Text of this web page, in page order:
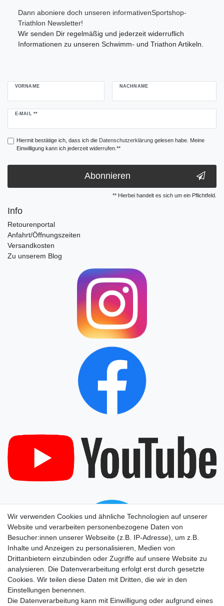
Dann aboniere doch unseren informativenSportshop-
Triathlon Newsletter!
Wir senden Dir regelmäßig und jederzeit widerruflich
Informationen zu unseren Schwimm- und Triathon Artikeln.
VORNAME NACHNAME
E-MAIL **
Newsletter
Hiermit bestätige ich, dass ich die Daten­schutz­erklärunggelesen habe. Meine
Einwilligung kann ich jederzeit widerrufen.**
Abonnieren
** Hierbei handelt es sich um ein Pflichtfeld.
Info
Retourenportal
Anfahrt/Öffnungszeiten
Versandkosten
Zu unserem Blog
Wir verwenden Cookies und ähnliche Technologien auf unserer
Website und verarbeiten personenbezogene Daten von
Besucher:innen unserer Webseite (z.B. IP-Adresse), um z.B.
Inhalte und Anzeigen zu personalisieren, Medien von
Drittanbietern einzubinden oder Zugriffe auf unsere Website zu
analysieren. Die Datenverarbeitung erfolgt erst durch gesetzte
Cookies. Wir teilen diese Daten mit Dritten, die wir in den
Einstellungen benennen.
Die Datenverarbeitung kann mit Einwilligung oder aufgrund eines